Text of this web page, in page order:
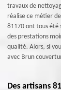
travaux de
réalise ce métier
81170 ont tous été
des prestations
qualité. Alors, si
avec Brun
Des artisans